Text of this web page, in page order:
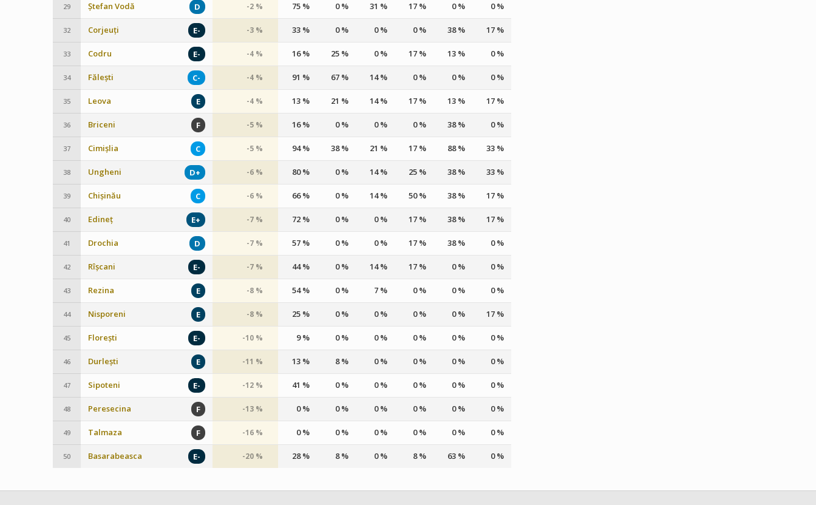
29 Ștefan Vodă D -2 % 75 % 0 % 31 % 17 % 0 % 0 %
32 Corjeuți E- -3 % 33 % 0 % 0 % 0 % 38 % 17 %
33 Codru E- -4 % 16 % 25 % 0 % 17 % 13 % 0 %
34 Fălești C- -4 % 91 % 67 % 14 % 0 % 0 % 0 %
35 Leova E -4 % 13 % 21 % 14 % 17 % 13 % 17 %
36 Briceni F -5 % 16 % 0 % 0 % 0 % 38 % 0 %
37 Cimișlia C -5 % 94 % 38 % 21 % 17 % 88 % 33 %
38 Ungheni D+ -6 % 80 % 0 % 14 % 25 % 38 % 33 %
39 Chișinău C -6 % 66 % 0 % 14 % 50 % 38 % 17 %
40 Edineț E+ -7 % 72 % 0 % 0 % 17 % 38 % 17 %
41 Drochia D -7 % 57 % 0 % 0 % 17 % 38 % 0 %
42 Rîșcani E- -7 % 44 % 0 % 14 % 17 % 0 % 0 %
43 Rezina E -8 % 54 % 0 % 7 % 0 % 0 % 0 %
44 Nisporeni E -8 % 25 % 0 % 0 % 0 % 0 % 17 %
45 Florești E- -10 % 9 % 0 % 0 % 0 % 0 % 0 %
46 Durlești E -11 % 13 % 8 % 0 % 0 % 0 % 0 %
47 Sipoteni E- -12 % 41 % 0 % 0 % 0 % 0 % 0 %
48 Peresecina F -13 % 0 % 0 % 0 % 0 % 0 % 0 %
49 Talmaza F -16 % 0 % 0 % 0 % 0 % 0 % 0 %
50 Basarabeasca E- -20 % 28 % 8 % 0 % 8 % 63 % 0 %